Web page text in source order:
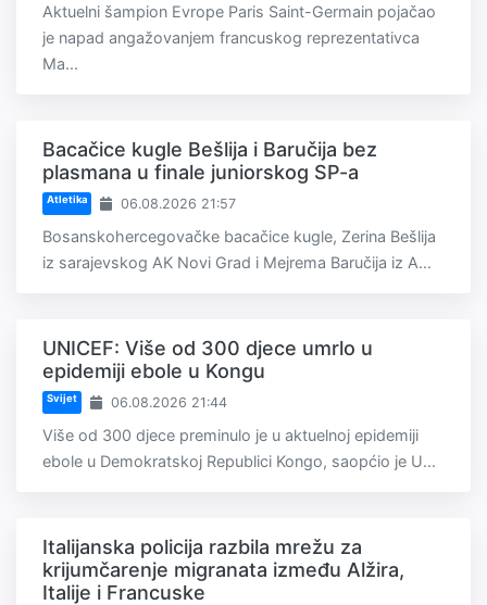
Aktuelni šampion Evrope Paris Saint-Germain pojačao
je napad angažovanjem francuskog reprezentativca
Ma...
Bacačice kugle Bešlija i Baručija bez
plasmana u finale juniorskog SP-a
Atletika 06.08.2026 21:57
Bosanskohercegovačke bacačice kugle, Zerina Bešlija
iz sarajevskog AK Novi Grad i Mejrema Baručija iz A...
UNICEF: Više od 300 djece umrlo u
epidemiji ebole u Kongu
Svijet 06.08.2026 21:44
Više od 300 djece preminulo je u aktuelnoj epidemiji
ebole u Demokratskoj Republici Kongo, saopćio je U...
Italijanska policija razbila mrežu za
krijumčarenje migranata između Alžira,
Italije i Francuske